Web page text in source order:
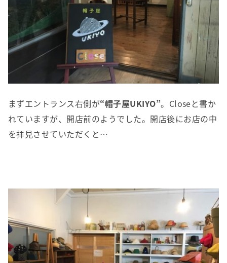
まずエントランス右側が“帽子屋UKIYO”。Closeと書か
れていますが、開店前のようでした。開店後にお店の中
を拝見させていただくと…